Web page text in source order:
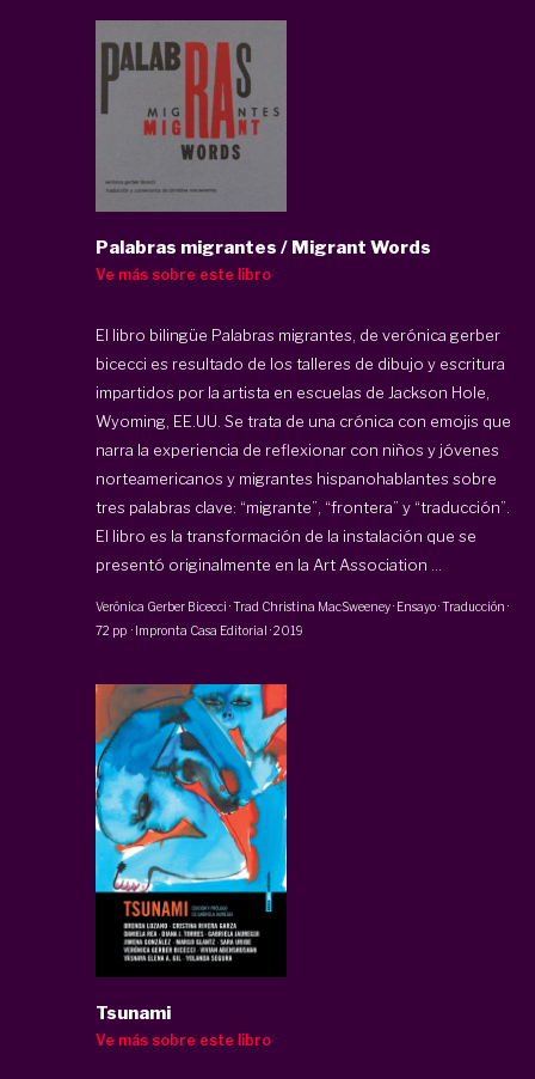
Palabras migrantes / Migrant Words
Ve más sobre este libro
El libro bilingüe Palabras migrantes, de verónica gerber
bicecci es resultado de los talleres de dibujo y escritura
impartidos por la artista en escuelas de Jackson Hole,
Wyoming, EE.UU. Se trata de una crónica con emojis que
narra la experiencia de reflexionar con niños y jóvenes
norteamericanos y migrantes hispanohablantes sobre
tres palabras clave: “migrante”, “frontera” y “traducción”.
El libro es la transformación de la instalación que se
presentó originalmente en la Art Association ...
Verónica Gerber Bicecci · Trad Christina MacSweeney· Ensayo · Traducción ·
72 pp · Impronta Casa Editorial ·2019
Tsunami
Ve más sobre este libro